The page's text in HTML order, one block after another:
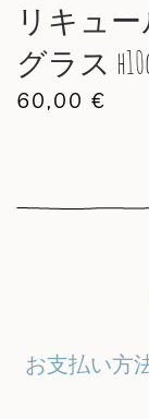
リキュ
グラス
60,00 €
お支払い方